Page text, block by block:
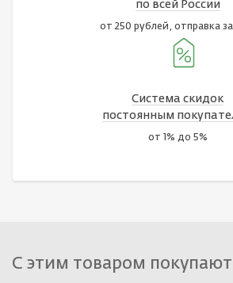
по всей России
от 250 рублей, отправка
Система скидок
постоянным
от 1% до 5%
С этим товаром